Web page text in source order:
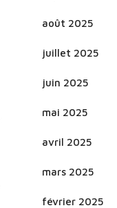
août 2025
juillet 2025
juin 2025
mai 2025
avril 2025
mars 2025
février 2025